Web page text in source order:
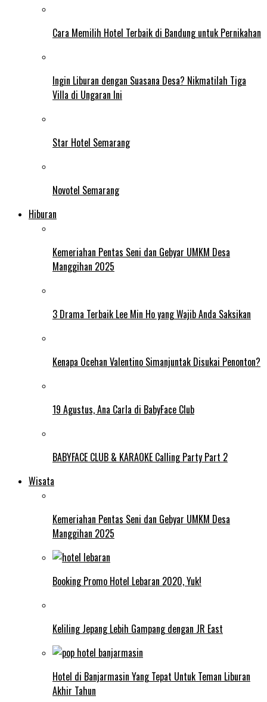
Cara Memilih Hotel Terbaik di Bandung untuk Pernikahan
Ingin Liburan dengan Suasana Desa? Nikmatilah Tiga
Villa di Ungaran Ini
Star Hotel Semarang
Novotel Semarang
Hiburan
Kemeriahan Pentas Seni dan Gebyar UMKM Desa
Manggihan 2025
3 Drama Terbaik Lee Min Ho yang Wajib Anda Saksikan
Kenapa Ocehan Valentino Simanjuntak Disukai Penonton?
19 Agustus, Ana Carla di BabyFace Club
BABYFACE CLUB & KARAOKE Calling Party Part 2
Wisata
Kemeriahan Pentas Seni dan Gebyar UMKM Desa
Manggihan 2025
Booking Promo Hotel Lebaran 2020, Yuk!
Keliling Jepang Lebih Gampang dengan JR East
Hotel di Banjarmasin Yang Tepat Untuk Teman Liburan
Akhir Tahun